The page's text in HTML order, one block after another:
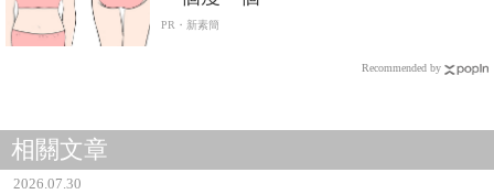
PR・新素簡
Recommended by
相關文章
2026.07.30